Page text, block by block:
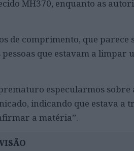
MH370, enquanto as
de comprimento, que parece
que estavam a limpar
especularmos sobre
indicando que estava a
a matéria”.